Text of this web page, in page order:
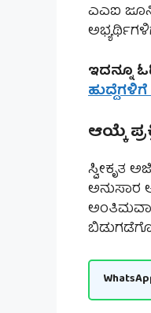
ಎಎಐ
ಇದನ್ನೂ
ಆಯ್ಕೆ
ಸ್ವೀಕೃತ
ಅನುಸಾರ